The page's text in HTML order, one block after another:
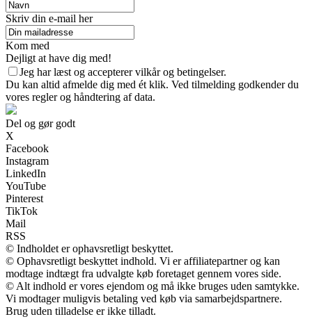
Skriv din e-mail her
Kom med
Dejligt at have dig med!
Jeg har læst og accepterer vilkår og betingelser.
Du kan altid afmelde dig med ét klik. Ved tilmelding godkender du
vores regler og håndtering af data.
Del og gør godt
X
Facebook
Instagram
LinkedIn
YouTube
Pinterest
TikTok
Mail
RSS
© Indholdet er ophavsretligt beskyttet.
© Ophavsretligt beskyttet indhold. Vi er affiliatepartner og kan
modtage indtægt fra udvalgte køb foretaget gennem vores side.
© Alt indhold er vores ejendom og må ikke bruges uden samtykke.
Vi modtager muligvis betaling ved køb via samarbejdspartnere.
Brug uden tilladelse er ikke tilladt.